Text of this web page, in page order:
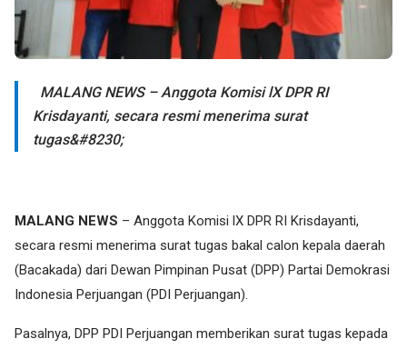
MALANG NEWS – Anggota Komisi lX DPR RI
Krisdayanti, secara resmi menerima surat
tugas&#8230;
MALANG NEWS – Anggota Komisi lX DPR RI Krisdayanti,
secara resmi menerima surat tugas bakal calon kepala daerah
(Bacakada) dari Dewan Pimpinan Pusat (DPP) Partai Demokrasi
Indonesia Perjuangan (PDI Perjuangan).
Pasalnya, DPP PDI Perjuangan memberikan surat tugas kepada